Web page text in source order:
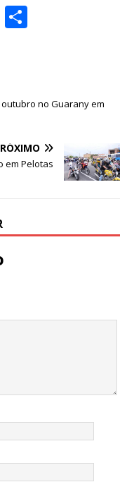
Li
dI
no Guarany em
em Pelotas